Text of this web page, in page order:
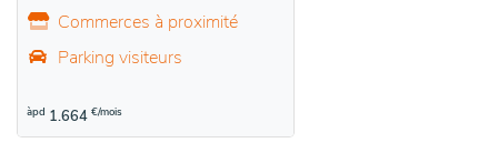
Commerces à proximité
Parking visiteurs
àpd 1.664 €/mois